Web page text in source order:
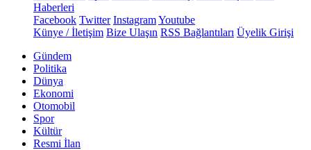
Haberleri
Facebook Twitter InstagramYoutube
Künye / İletişim Bize Ulaşın RSS Bağlantıları Üyelik Girişi
Gündem
Politika
Dünya
Ekonomi
Otomobil
Spor
Kültür
Resmi İlan